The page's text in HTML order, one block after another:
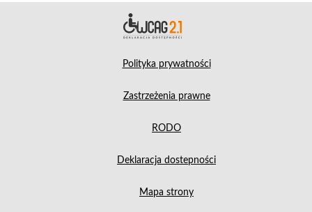
Polityka prywatności
Zastrzeżenia prawne
RODO
Deklaracja dostepności
Mapa strony